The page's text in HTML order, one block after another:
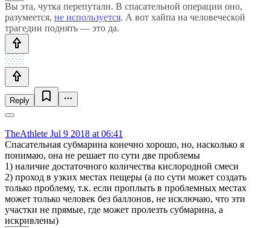
Вы эта, чутка перепутали. В спасательной операции оно,
разумеется, не используется. А вот хайпа на человеческой
трагедии поднять — это да.
Reply
TheAthlete Jul 9 2018 at 06:41
Спасательная субмарина конечно хорошо, но, насколько я
понимаю, она не решает по сути две проблемы
1) наличие достаточного количества кислородной смеси
2) проход в узких местах пещеры (а по сути может создать
только проблему, т.к. если проплыть в проблемных местах
может только человек без баллонов, не исключаю, что эти
участки не прямые, где может пролезть субмарина, а
искривлены)